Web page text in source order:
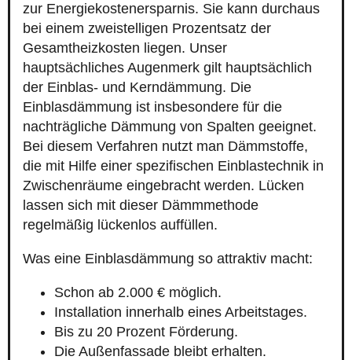
zur Energiekostenersparnis. Sie kann durchaus
bei einem zweistelligen Prozentsatz der
Gesamtheizkosten liegen. Unser
hauptsächliches Augenmerk gilt hauptsächlich
der Einblas- und Kerndämmung. Die
Einblasdämmung ist insbesondere für die
nachträgliche Dämmung von Spalten geeignet.
Bei diesem Verfahren nutzt man Dämmstoffe,
die mit Hilfe einer spezifischen Einblastechnik in
Zwischenräume eingebracht werden. Lücken
lassen sich mit dieser Dämmmethode
regelmäßig lückenlos auffüllen.
Was eine Einblasdämmung so attraktiv macht:
Schon ab 2.000 € möglich.
Installation innerhalb eines Arbeitstages.
Bis zu 20 Prozent Förderung.
Die Außenfassade bleibt erhalten.